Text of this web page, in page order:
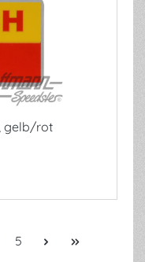
gelb/rot
Seite
5